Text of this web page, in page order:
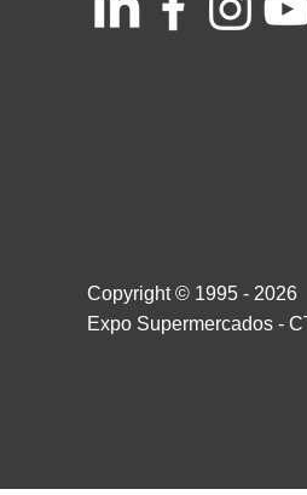
Copyright © 1995 - 2026
Expo Supermercados -